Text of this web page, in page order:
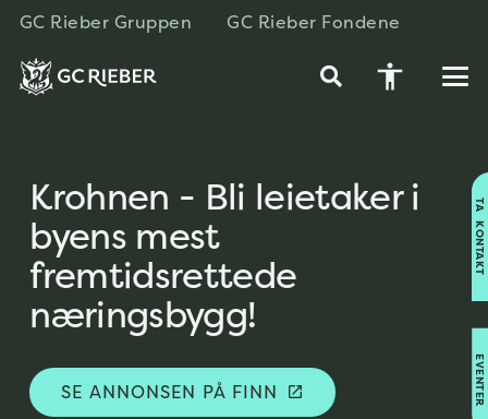
GC Rieber Gruppen GC Rieber Fondene
accessibility
Krohnen - Bli leietaker i
byens mest
fremtidsrettede
næringsbygg!
SE ANNONSEN PÅ FINN open_in_new
TA KONTAKT
EVENTER